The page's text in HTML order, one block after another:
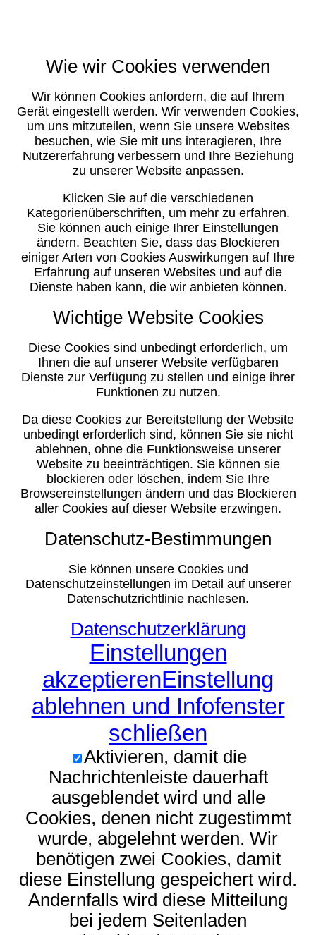
Wie wir Cookies verwenden
Wir können Cookies anfordern, die auf Ihrem
Gerät eingestellt werden. Wir verwenden Cookies,
um uns mitzuteilen, wenn Sie unsere Websites
besuchen, wie Sie mit uns interagieren, Ihre
Nutzererfahrung verbessern und Ihre Beziehung
zu unserer Website anpassen.
Klicken Sie auf die verschiedenen
Kategorienüberschriften, um mehr zu erfahren.
Sie können auch einige Ihrer Einstellungen
ändern. Beachten Sie, dass das Blockieren
einiger Arten von Cookies Auswirkungen auf Ihre
Erfahrung auf unseren Websites und auf die
Dienste haben kann, die wir anbieten können.
Wichtige Website Cookies
Diese Cookies sind unbedingt erforderlich, um
Ihnen die auf unserer Website verfügbaren
Dienste zur Verfügung zu stellen und einige ihrer
Funktionen zu nutzen.
Da diese Cookies zur Bereitstellung der Website
unbedingt erforderlich sind, können Sie sie nicht
ablehnen, ohne die Funktionsweise unserer
Website zu beeinträchtigen. Sie können sie
blockieren oder löschen, indem Sie Ihre
Browsereinstellungen ändern und das Blockieren
aller Cookies auf dieser Website erzwingen.
Datenschutz-Bestimmungen
Sie können unsere Cookies und
Datenschutzeinstellungen im Detail auf unserer
Datenschutzrichtlinie nachlesen.
Datenschutzerklärung
Einstellungen
akzeptierenEinstellung
ablehnen und Infofenster
schließen
Aktivieren, damit die
Nachrichtenleiste dauerhaft
ausgeblendet wird und alle
Cookies, denen nicht zugestimmt
wurde, abgelehnt werden. Wir
benötigen zwei Cookies, damit
diese Einstellung gespeichert wird.
Andernfalls wird diese Mitteilung
bei jedem Seitenladen